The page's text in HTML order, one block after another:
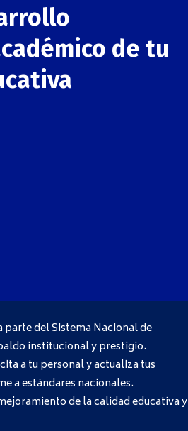
de tu
parte del Sistema Nacional de
institucional y prestigio.
a tu personal y actualiza tus
a estándares nacionales.
de la calidad educativa y